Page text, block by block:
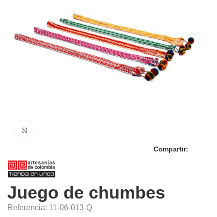
Juego de chumbes
Referencia: 11-06-013-Q
Compartir: